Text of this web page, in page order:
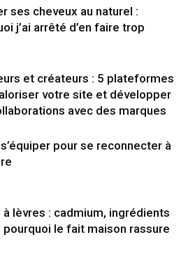
ses cheveux au naturel :
j’ai arrêté d’en faire trop
et créateurs : 5 plateformes
votre site et développer
avec des marques
pour se reconnecter à
à lèvres : cadmium, ingrédients
le fait maison rassure